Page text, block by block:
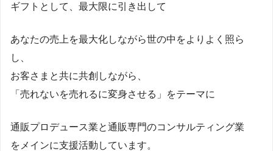
ギフトとして、最大限に引き出して
あなたの売上を最大化しながら世の中をよりよく照ら
し、
お客さまと共に共創しながら、
「売れないを売れるに変身させる」をテーマに
通販プロデュース業と通販専門のコンサルティング業
をメインに支援活動しています。